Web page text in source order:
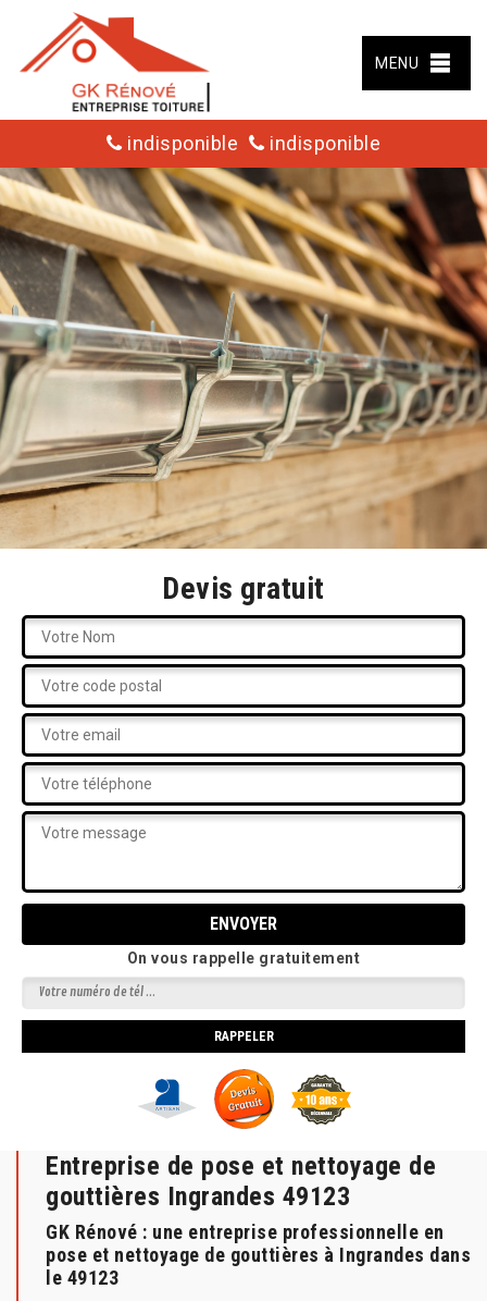
MENU
indisponible indisponible
Devis gratuit
On vous rappelle gratuitement
Entreprise de pose et nettoyage de
gouttières Ingrandes 49123
GK Rénové : une entreprise professionnelle en
pose et nettoyage de gouttières à Ingrandes dans
le 49123